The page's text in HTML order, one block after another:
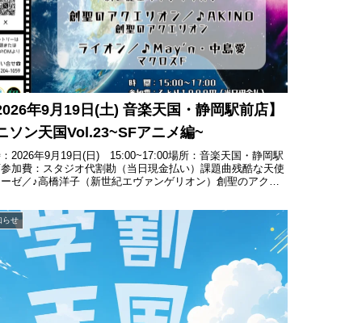
年9月19日(土) 音楽天国・静岡駅前店】
ソン天国Vol.23~SFアニメ編~
2026年9月19日(日) 15:00~17:00場所：音楽天国・静岡駅
加費：スタジオ代割勘（当日現金払い）課題曲残酷な天使
ゼ／♪高橋洋子（新世紀エヴァンゲリオン）創聖のアクエ
らせ